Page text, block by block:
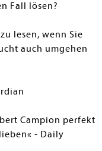
Fall lösen?
lesen, wenn Sie
auch umgehen
Campion perfekt
- Daily